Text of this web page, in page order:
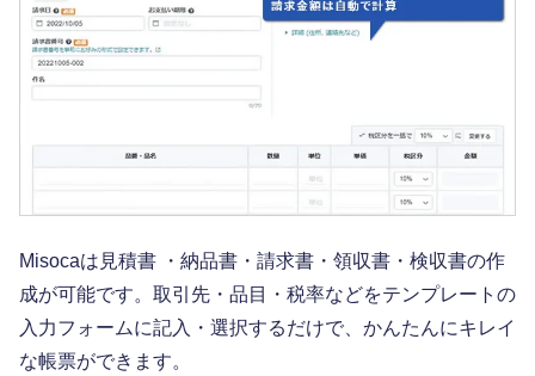
Misocaは見積書 ・納品書・請求書・領収書・検収書の作
成が可能です。取引先・品目・税率などをテンプレートの
入力フォームに記入・選択するだけで、かんたんにキレイ
な帳票ができます。